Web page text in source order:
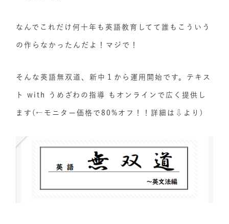
なんでこれだけ何十年も英語教育してて誰もこういう
の作らなかったんだよ！マジで！
そんな英語無双道、新中１から運用開始です。テキス
ト with うめざわの指導 もオンラインで広く提供し
ます(←モニター価格で80%オフ！！詳細は⇩より)